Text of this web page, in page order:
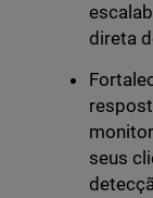
direta
seus